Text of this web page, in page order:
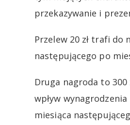
przekazywanie i
Przelew 20 zł trafi
następującego po
Druga nagroda to
wpływ
miesiąca